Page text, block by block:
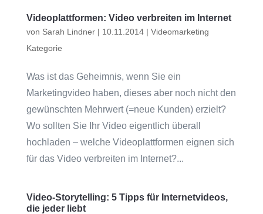
Videoplattformen: Video verbreiten im Internet
von Sarah Lindner| 10.11.2014| Videomarketing
Kategorie
Was ist das Geheimnis, wenn Sie ein
Marketingvideo haben, dieses aber noch nicht den
gewünschten Mehrwert (=neue Kunden) erzielt?
Wo sollten Sie Ihr Video eigentlich überall
hochladen – welche Videoplattformen eignen sich
für das Video verbreiten im Internet?...
Video-Storytelling: 5 Tipps für Internetvideos,
die jeder liebt